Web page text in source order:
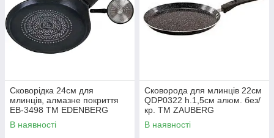
Сковорідка 24см для
млинців, алмазне покриття
EB-3498 ТМ EDENBERG
В наявності
Сковорода для млинців 22см
QDP0322 h.1,5см алюм. без/
кр. ТМ ZAUBERG
В наявності